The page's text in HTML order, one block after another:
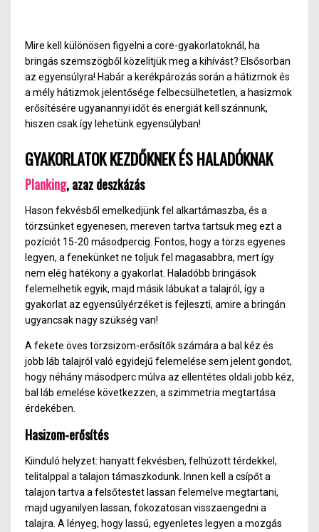
Mire kell különösen figyelni a core-gyakorlatoknál, ha
bringás szemszögből közelítjük meg a kihívást? Elsősorban
az egyensúlyra! Habár a kerékpározás során a hátizmok és
a mély hátizmok jelentősége felbecsülhetetlen, a hasizmok
erősítésére ugyanannyi időt és energiát kell szánnunk,
hiszen csak így lehetünk egyensúlyban!
GYAKORLATOK KEZDŐKNEK ÉS HALADÓKNAK
Planking, azaz deszkázás
Hason fekvésből emelkedjünk fel alkartámaszba, és a
törzsünket egyenesen, mereven tartva tartsuk meg ezt a
pozíciót 15-20 másodpercig. Fontos, hogy a törzs egyenes
legyen, a fenekünket ne toljuk fel magasabbra, mert így
nem elég hatékony a gyakorlat. Haladóbb bringások
felemelhetik egyik, majd másik lábukat a talajról, így a
gyakorlat az egyensúlyérzéket is fejleszti, amire a bringán
ugyancsak nagy szükség van!
A fekete öves törzsizom-erősítők számára a bal kéz és
jobb láb talajról való egyidejű felemelése sem jelent gondot,
hogy néhány másodperc múlva az ellentétes oldali jobb kéz,
bal láb emelése következzen, a szimmetria megtartása
érdekében.
Hasizom-erősítés
Kiinduló helyzet: hanyatt fekvésben, felhúzott térdekkel,
telitalppal a talajon támaszkodunk. Innen kell a csípőt a
talajon tartva a felsőtestet lassan felemelve megtartani,
majd ugyanilyen lassan, fokozatosan visszaengedni a
talajra. A lényeg, hogy lassú, egyenletes legyen a mozgás